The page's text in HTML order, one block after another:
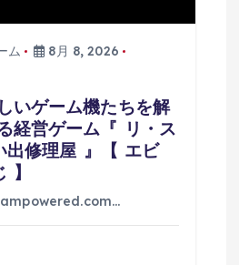
ム
8月 8, 2026
いゲーム機たちを解
経営ゲーム『 リ・ス
出修理屋 』【 エビ